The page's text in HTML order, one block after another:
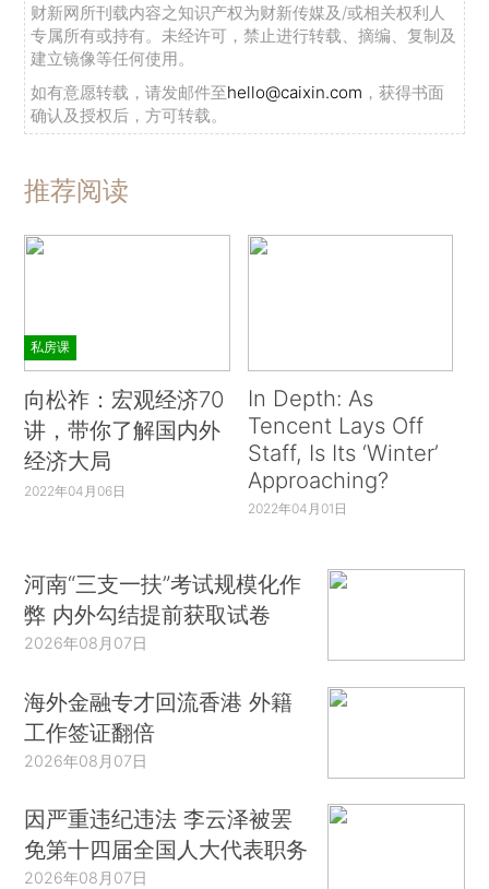
财新网所刊载内容之知识产权为财新传媒及/或相关权利人
专属所有或持有。未经许可，禁止进行转载、摘编、复制及
建立镜像等任何使用。
如有意愿转载，请发邮件至hello@caixin.com ，获得书面
确认及授权后，方可转载。
推荐阅读
私房课
向松祚：宏观经济70
讲，带你了解国内外
经济大局
2022年04月06日
In Depth: As
Tencent Lays Off
Staff, Is Its ‘Winter’
Approaching?
2022年04月01日
河南“三支一扶”考试规模化作
弊 内外勾结提前获取试卷
2026年08月07日
海外金融专才回流香港 外籍
工作签证翻倍
2026年08月07日
因严重违纪违法 李云泽被罢
免第十四届全国人大代表职务
2026年08月07日